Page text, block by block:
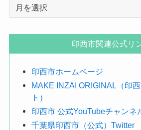
す
印西市関連公式リ
印西市ホームページ
MAKE INZAI ORIGINAL（印
ト）
印西市 公式YouTubeチャンネ
千葉県印西市（公式）Twitter